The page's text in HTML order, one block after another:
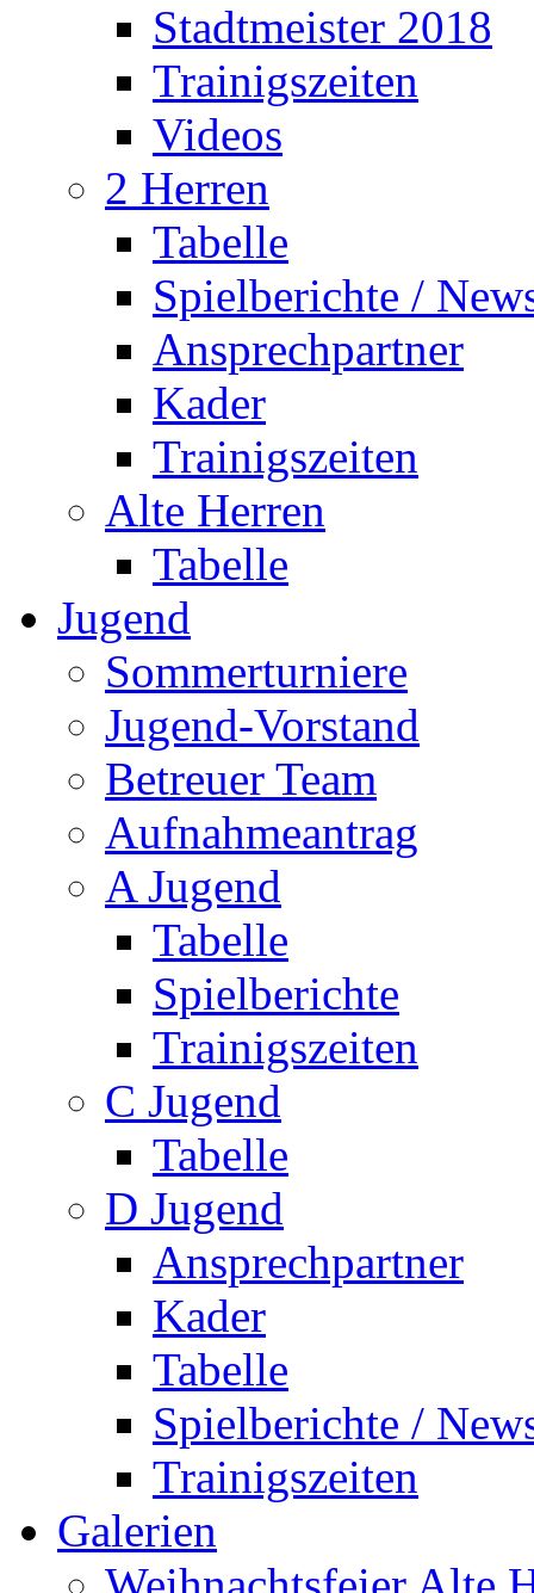
Stadtmeister 2018
Trainigszeiten
Videos
2 Herren
Tabelle
Spielberichte /
Ansprechpartner
Kader
Trainigszeiten
Alte Herren
Tabelle
Jugend
Sommerturniere
Jugend-Vorstand
Betreuer Team
Aufnahmeantrag
A Jugend
Tabelle
Spielberichte
Trainigszeiten
C Jugend
Tabelle
D Jugend
Ansprechpartner
Kader
Tabelle
Spielberichte /
Trainigszeiten
Galerien